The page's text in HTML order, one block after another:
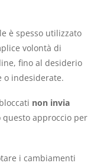
è spesso utilizzato
volontà di
fino al desiderio
o indesiderate.
non invia
approccio per
i cambiamenti